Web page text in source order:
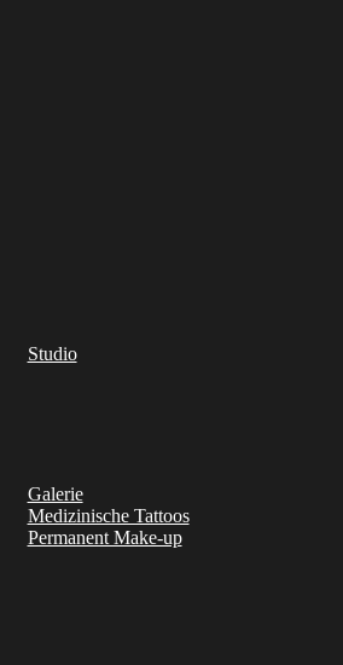
Studio
Galerie
Medizinische Tattoos
Permanent Make-up